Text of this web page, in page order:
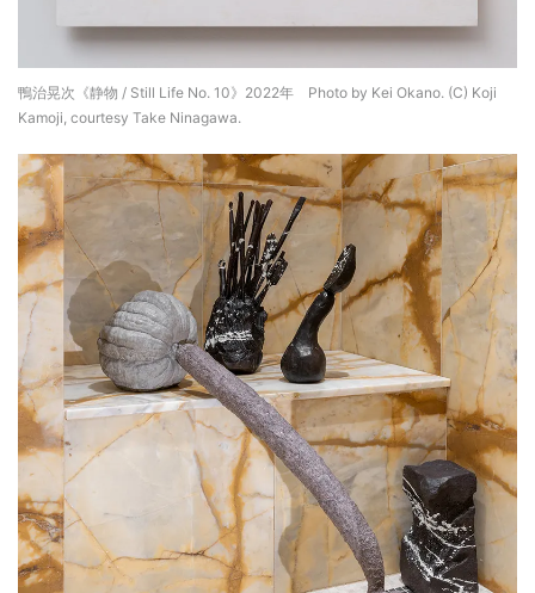
鴨治晃次《静物 / Still Life No. 10》2022年 Photo by Kei Okano. (C) Koji
Kamoji, courtesy Take Ninagawa.